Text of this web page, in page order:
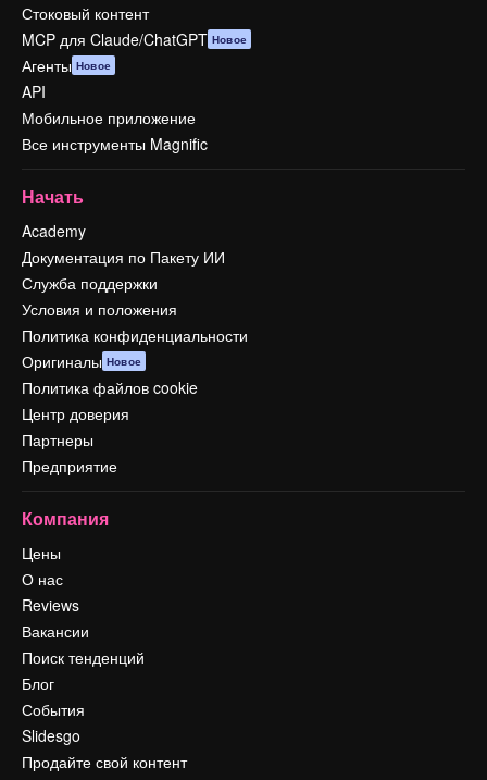
Стоковый контент
MCP для Claude/ChatGPT Новое
Агенты Новое
API
Мобильное приложение
Все инструменты Magnific
Начать
Academy
Документация по Пакету ИИ
Служба поддержки
Условия и положения
Политика конфиденциальности
Оригиналы Новое
Политика файлов cookie
Центр доверия
Партнеры
Предприятие
Компания
Цены
О нас
Reviews
Вакансии
Поиск тенденций
Блог
События
Slidesgo
Продайте свой контент